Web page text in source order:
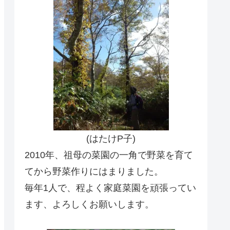
(はたけP子)
2010年、祖母の菜園の一角で野菜を育て
てから野菜作りにはまりました。
毎年1人で、程よく家庭菜園を頑張ってい
ます、よろしくお願いします。